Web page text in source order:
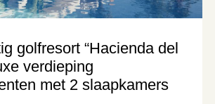
golfresort “Hacienda del
verdieping
met 2 slaapkamers